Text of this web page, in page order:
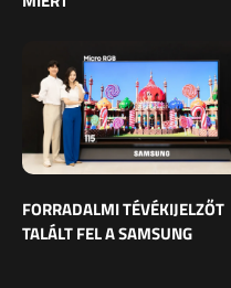
FORRADALMI TÉVÉKIJELZŐT
TALÁLT FEL A SAMSUNG